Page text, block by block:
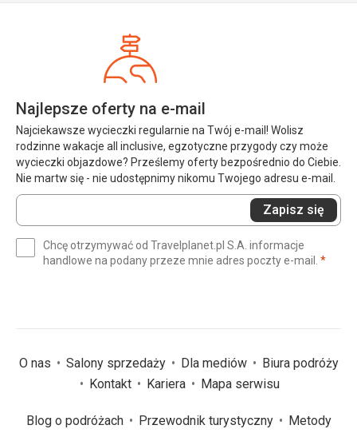
Najlepsze oferty na e-mail
Najciekawsze wycieczki regularnie na Twój e-mail! Wolisz
rodzinne wakacje all inclusive, egzotyczne przygody czy może
wycieczki objazdowe? Prześlemy oferty bezpośrednio do Ciebie.
Nie martw się - nie udostępnimy nikomu Twojego adresu e-mail.
Wprowadź
swój
(wymagane)
Zapisz się
Chcę otrzymywać od Travelplanet.pl S.A. informacje
handlowe na podany przeze mnie adres poczty e-mail. *
O nas Salony sprzedaży Dla mediów
Biura podróży
Kontakt
Kariera Mapa serwisu
Blog o podróżach Przewodnik turystyczny
Metody